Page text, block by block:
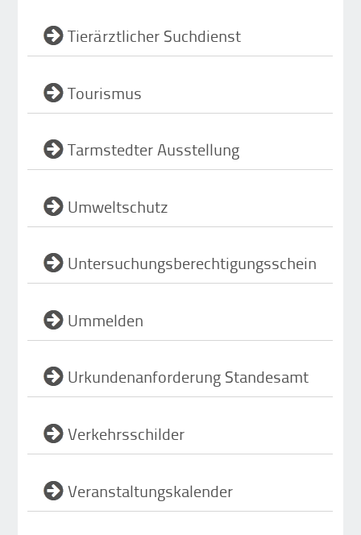
Tierärztlicher Suchdienst
Tourismus
Tarmstedter Ausstellung
Umweltschutz
Untersuchungsberechtigungsschein
Ummelden
Urkundenanforderung Standesamt
Verkehrsschilder
Veranstaltungskalender